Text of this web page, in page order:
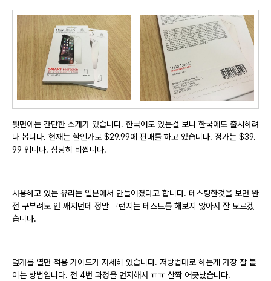
뒷면에는 간단한 소개가 있습니다. 한국어도 있는걸 보니 한국에도 출시하려
나 봅니다. 현재는 할인가로 $29.99에 판매를 하고 있습니다. 정가는 $39.
99 입니다. 상당히 비쌉니다.
사용하고 있는 유리는 일본에서 만들어졌다고 합니다. 테스팅한것을 보면 완
전 구부려도 안 깨지던데 정말 그런지는 테스트를 해보지 않아서 잘 모르겠
습니다.
덮개를 열면 적용 가이드가 자세히 있습니다. 저방법대로 하는게 가장 잘 붙
이는 방법입니다. 전 4번 과정을 먼저해서 ㅠㅠ 살짝 어긋났습니다.